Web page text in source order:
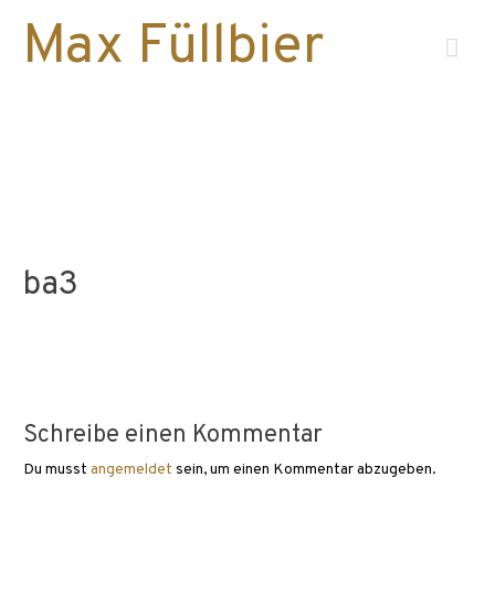
Max Füllbier
ba3
Schreibe einen Kommentar
Du musstangemeldet sein, um einen Kommentar abzugeben.